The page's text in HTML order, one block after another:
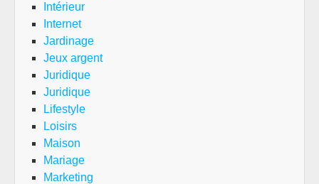
Intérieur
Internet
Jardinage
Jeux argent
Juridique
Juridique
Lifestyle
Loisirs
Maison
Mariage
Marketing